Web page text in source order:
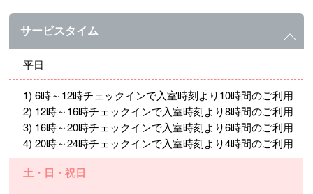
サービスタイム
平日
1) 6時～12時チェックインで入室時刻より10時間のご利用
2) 12時～16時チェックインで入室時刻より8時間のご利用
3) 16時～20時チェックインで入室時刻より6時間のご利用
4) 20時～24時チェックインで入室時刻より4時間のご利用
土・日・祝日